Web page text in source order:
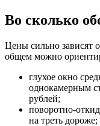
Во сколько
Цены сильно зависят
общем можно
глухое окно
однокамерным
рублей;
на треть дороже;